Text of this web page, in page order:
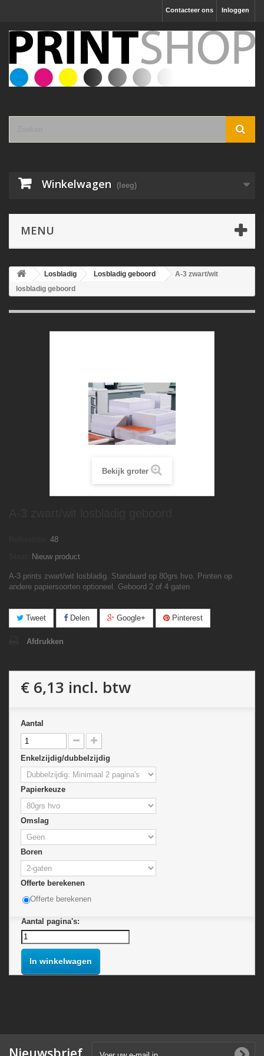
Inloggen
Contacteer ons
Winkelwagen (leeg)
MENU
Losbladig Losbladig geboord
A-3 zwart/wit
losbladig geboord
Bekijk groter
48
Nieuw product
A-3 prints zwart/wit losbladig. Standaard op 80grs hvo. Printen op
andere papiersoorten optioneel. Geboord 2 of 4 gaten
Tweet Delen Google+ Pinterest
Afdrukken
€ 6,13 incl. btw
Aantal
Enkelzijdig/dubbelzijdig
Papierkeuze
Omslag
Boren
Offerte berekenen
Offerte berekenen
Aantal pagina's:
In winkelwagen